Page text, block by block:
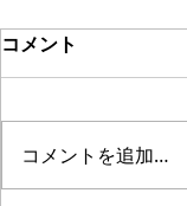
コメント
コメントを追加…